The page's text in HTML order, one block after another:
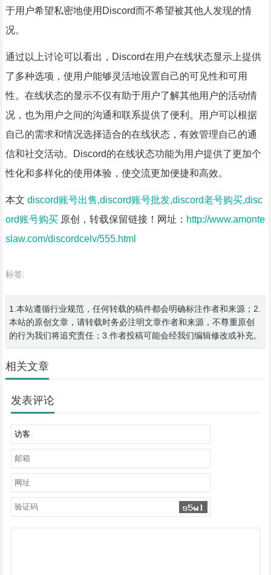
于用户希望私密地使用Discord而不希望被其他人发现的情
况。
通过以上讨论可以看出，Discord在用户在线状态显示上提供
了多种选项，使用户能够灵活地设置自己的可见性和可用
性。在线状态的显示不仅有助于用户了解其他用户的活动情
况，也为用户之间的沟通和联系提供了便利。用户可以根据
自己的需求和情况选择适合的在线状态，有效管理自己的通
信和社交活动。Discord的在线状态功能为用户提供了更加个
性化和多样化的使用体验，使交流更加便捷和高效。
本文 discord账号出售,discord账号批发,discord老号购买,disc
ord账号购买原创，转载保留链接！网址： http://www.amonte
slaw.com/discordcelv/555.html
标签:
1.本站遵循行业规范，任何转载的稿件都会明确标注作者和来源；2.
本站的原创文章，请转载时务必注明文章作者和来源，不尊重原创
的行为我们将追究责任；3.作者投稿可能会经我们编辑修改或补充。
相关文章
发表评论